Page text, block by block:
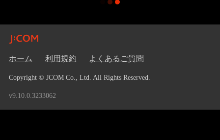
ホーム 利用規約 よくあるご質問
Copyright © JCOM Co., Ltd. All Rights Reserved.
v9.10.0.3233062